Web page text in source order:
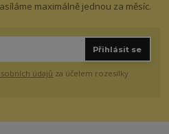
maximálně jednou za měsíc.
Přihlásit se
údajů za účelem rozesílky